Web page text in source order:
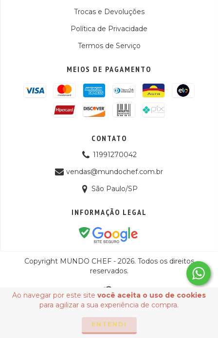
Ao navegar por este site você aceita o uso de cookies
para agilizar a sua experiência de compra.
ENTENDI
Trocas e Devoluções
Política de Privacidade
Termos de Serviço
MEIOS DE PAGAMENTO
CONTATO
11991270042
vendas@mundochef.com.br
São Paulo/SP
INFORMAÇÃO LEGAL
Copyright MUNDO CHEF - 2026. Todos os direitos
reservados.